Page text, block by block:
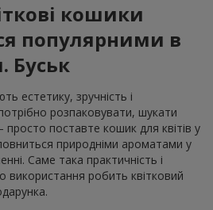
кошики
популярними в
Буськ
естетику, зручність і
розпаковувати, шукати
поставте кошик для квітів у
природніми ароматами у
Саме така практичність і
використання робить квітковий